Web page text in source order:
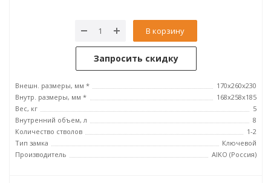
В корзину
Запросить скидку
Внешн. размеры, мм *
170x260x230
Внутр. размеры, мм *
168x258x185
Вес, кг
5
Внутренний объем, л
8
Количество стволов
1-2
Тип замка
Ключевой
Производитель
AIKO (Россия)